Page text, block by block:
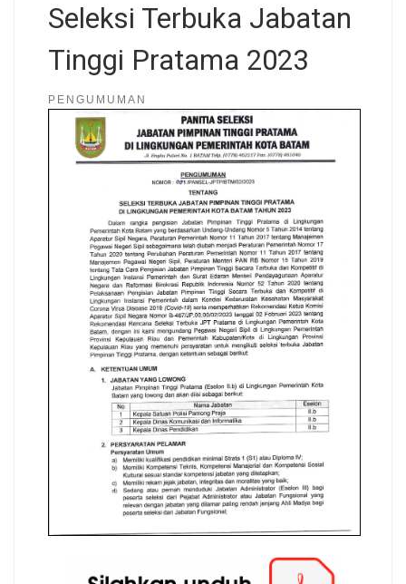
Seleksi Terbuka Jabatan
Tinggi Pratama 2023
PENGUMUMAN